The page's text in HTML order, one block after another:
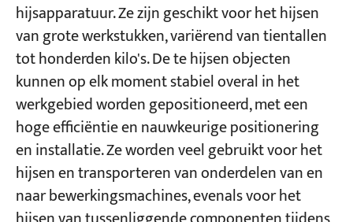
hijsapparatuur. Ze zijn geschikt voor het hijsen
van grote werkstukken, variërend van tientallen
tot honderden kilo's. De te hijsen objecten
kunnen op elk moment stabiel overal in het
werkgebied worden gepositioneerd, met een
hoge efficiëntie en nauwkeurige positionering
en installatie. Ze worden veel gebruikt voor het
hijsen en transporteren van onderdelen van en
naar bewerkingsmachines, evenals voor het